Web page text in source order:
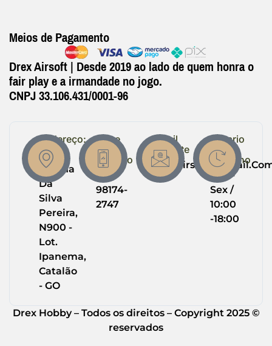
Meios de Pagamento
Drex Airsoft | Desde 2019 ao lado de quem honra o
fair play e a irmandade no jogo.
CNPJ 33.106.431/0001-96
Endereço:
R.
Helena
Da
Silva
Pereira,
N900 -
Lot.
Ipanema,
Catalão
- GO
Entre
em
Contato
(64)
98174-
2747
Email
Suporte
Horario
de
Trabalho
Seg -
Sex /
10:00
-18:00
Drex Hobby – Todos os direitos – Copyright 2025 ©
reservados